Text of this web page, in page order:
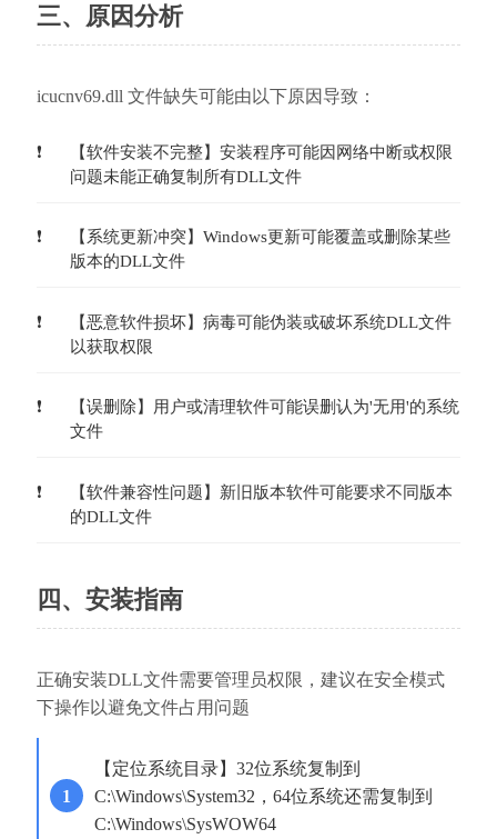
三、原因分析
icucnv69.dll 文件缺失可能由以下原因导致：
【软件安装不完整】安装程序可能因网络中断或权限
问题未能正确复制所有DLL文件
【系统更新冲突】Windows更新可能覆盖或删除某些
版本的DLL文件
【恶意软件损坏】病毒可能伪装或破坏系统DLL文件
以获取权限
【误删除】用户或清理软件可能误删认为'无用'的系统
文件
【软件兼容性问题】新旧版本软件可能要求不同版本
的DLL文件
四、安装指南
正确安装DLL文件需要管理员权限，建议在安全模式
下操作以避免文件占用问题
【定位系统目录】32位系统复制到
C:\Windows\System32，64位系统还需复制到
C:\Windows\SysWOW64